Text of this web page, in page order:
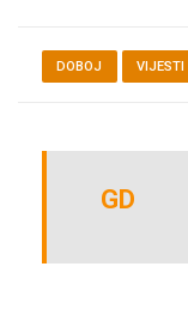
DOBOJ VIJESTI
GD